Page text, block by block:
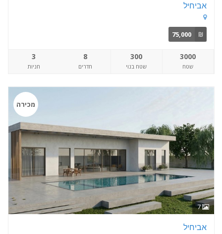
אביחיל
₪
75,000
3000
שטח
300
שטח בנוי
8
חדרים
3
חניות
7
מכירה
אביחיל